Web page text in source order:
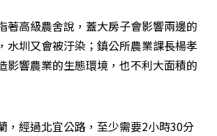
著高級農舍說，蓋大房子會影響兩邊的
水圳又會被汙染；鎮公所農業課長楊孝
影響農業的生態環境，也不利大面積的
，經過北宜公路，至少需要2小時30分